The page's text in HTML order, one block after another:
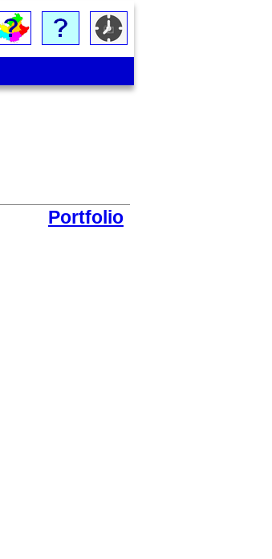
Portfolio